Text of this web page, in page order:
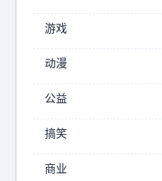
，
10-10
谁
能
想
游戏
动漫
公益
搞笑
商业